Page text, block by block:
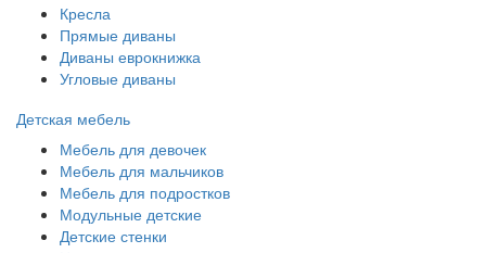
Кресла
Прямые диваны
Диваны еврокнижка
Угловые диваны
Детская мебель
Мебель для девочек
Мебель для мальчиков
Мебель для подростков
Модульные детские
Детские стенки